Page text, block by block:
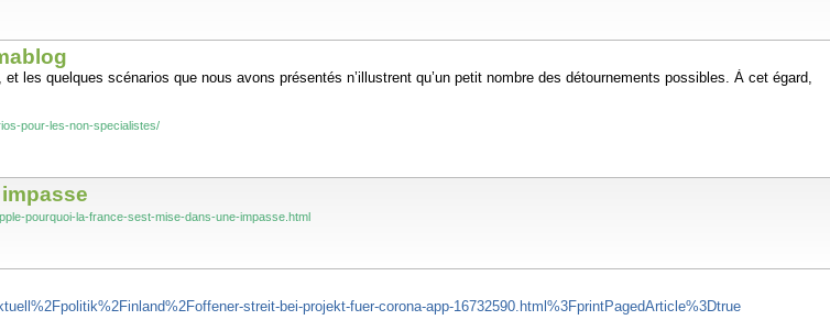
quelques scénarios que nous avons présentés n’illustrent qu’un petit nombre des détournements possibles. À cet égard,
pour-les-non-specialistes/
pourquoi-la-france-sest-mise-dans-une-impasse.html
streit-bei-projekt-fuer-corona-app-16732590.html%3FprintPagedArticle%3Dtrue